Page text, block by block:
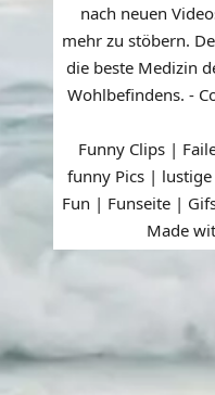
nach neuen
mehr zu stöbern.
die beste Medizin
Wohlbefindens. -
Funny Clips |
funny Pics |
Fun | Funseite |
Made